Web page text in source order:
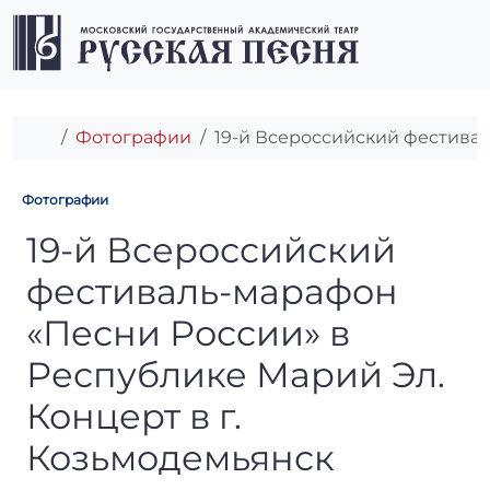
Перейти к содержимому
Перейти к футеру
Главная
Фотографии 19-й Всероссийский
Фотографии
19-й Всероссийский
19-й Всероссийский
фестиваль-марафон
«Песни России» в
Республике Марий Эл.
Концерт в г.
Козьмодемьянск